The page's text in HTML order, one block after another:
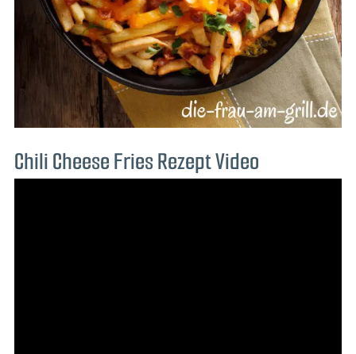
Chili Cheese Fries Rezept Video